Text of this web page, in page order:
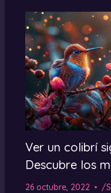
Ver un colibrí
Descubre los
26 octubre, 2022 /